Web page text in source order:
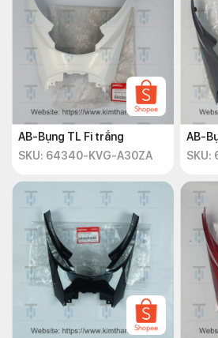
AB-Bụng TL Fi trắng
SKU: 64340-KVG-A30ZA
AB-
SKU: